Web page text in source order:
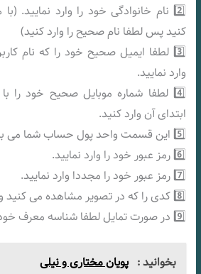
2️⃣ نام خانوادگی خود را وارد نمایید.
کنید پس لطفا نام صحیح را وارد کنید)
3️⃣ لطفا ایمیل صحیح خود را که نام
وارد نمایید.
ابتدای آن وارد کنید.
5️⃣ این قسمت واحد پول حساب شما می باشد.
6️⃣ رمز عبور خود را وارد نمایید.
7️⃣ رمز عبور خود را مجددا وارد نمایید.
8️⃣ کدی را که در تصویر مشاهده می کنید وارد کنید.
9️⃣ در صورت تمایل لطفا شناسه معرف خود را وارد نمایید.
بخوانید : پویان مختاری و نیلی